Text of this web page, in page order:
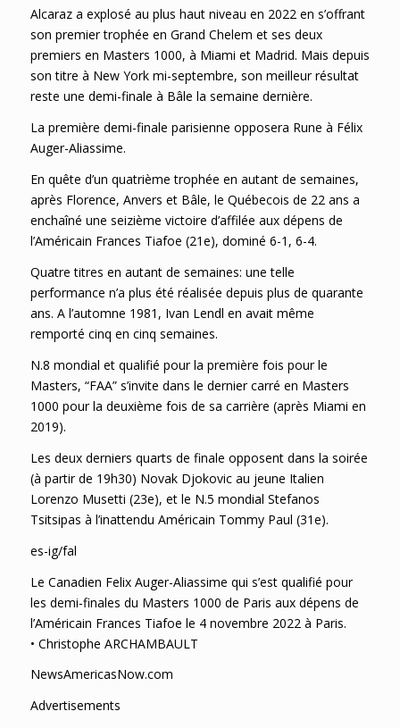
Alcaraz a explosé au plus haut niveau en 2022 en s’offrant
son premier trophée en Grand Chelem et ses deux
premiers en Masters 1000, à Miami et Madrid. Mais depuis
son titre à New York mi-septembre, son meilleur résultat
reste une demi-finale à Bâle la semaine dernière.
La première demi-finale parisienne opposera Rune à Félix
Auger-Aliassime.
En quête d’un quatrième trophée en autant de semaines,
après Florence, Anvers et Bâle, le Québecois de 22 ans a
enchaîné une seizième victoire d’affilée aux dépens de
l’Américain Frances Tiafoe (21e), dominé 6-1, 6-4.
Quatre titres en autant de semaines: une telle
performance n’a plus été réalisée depuis plus de quarante
ans. A l’automne 1981, Ivan Lendl en avait même
remporté cinq en cinq semaines.
N.8 mondial et qualifié pour la première fois pour le
Masters, “FAA” s’invite dans le dernier carré en Masters
1000 pour la deuxième fois de sa carrière (après Miami en
2019).
Les deux derniers quarts de finale opposent dans la soirée
(à partir de 19h30) Novak Djokovic au jeune Italien
Lorenzo Musetti (23e), et le N.5 mondial Stefanos
Tsitsipas à l’inattendu Américain Tommy Paul (31e).
es-ig/fal
Le Canadien Felix Auger-Aliassime qui s’est qualifié pour
les demi-finales du Masters 1000 de Paris aux dépens de
l’Américain Frances Tiafoe le 4 novembre 2022 à Paris.
• Christophe ARCHAMBAULT
NewsAmericasNow.com
Advertisements